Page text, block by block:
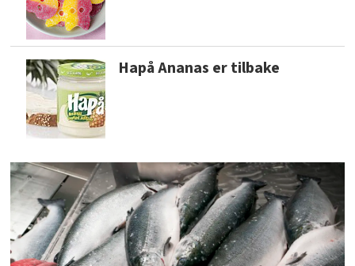
Hapå Ananas er tilbake